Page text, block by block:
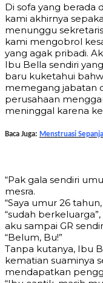
Di sofa yang berada
kami akhirnya
menunggu
kami mengobrol
yang agak pribadi.
Ibu Bella sendiri
baru kuketahui
memegang jabatan
perusahaan
meninggal karena
Baca Juga: Menstruasi
“Pak gala sendiri
mesra.
“Saya umur 26
“sudah
aku sampai GR
“Belum, Bu!”
Tanpa kutanya, Ibu
kematian suaminya
mendapatkan